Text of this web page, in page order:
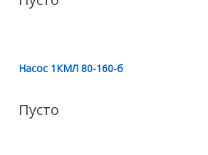
Насос 1КМЛ 80-160-б
Пусто